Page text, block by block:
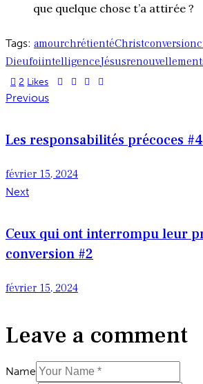
que quelque chose t’a attirée ?
Tags: amourchrétientéChristconversion
DieufoiintelligenceJésusrenouvellement
2 Likes
Navigation
de
l’article
Previous
Les responsabilités précoces #4
février 15, 2024
Next
Ceux qui ont interrompu leur
conversion #2
février 15, 2024
Leave a comment
Name